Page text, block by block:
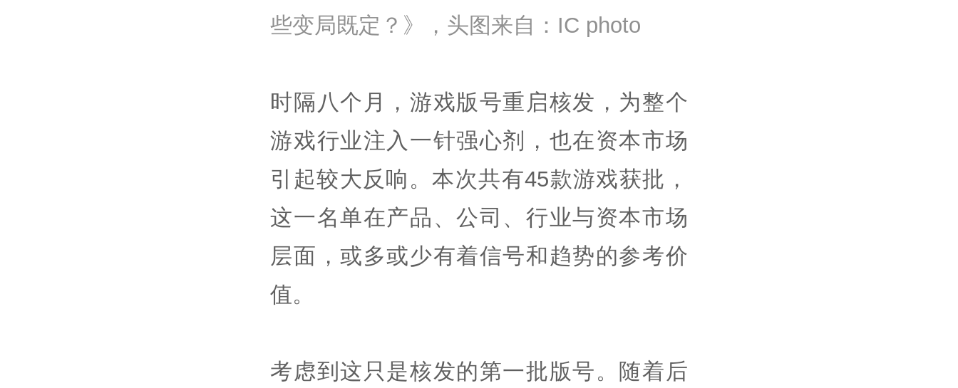
些变局既定？》，头图来自：IC photo
时隔八个月，游戏版号重启核发，为整个
游戏行业注入一针强心剂，也在资本市场
引起较大反响。本次共有45款游戏获批，
这一名单在产品、公司、行业与资本市场
层面，或多或少有着信号和趋势的参考价
值。
考虑到这只是核发的第一批版号。随着后